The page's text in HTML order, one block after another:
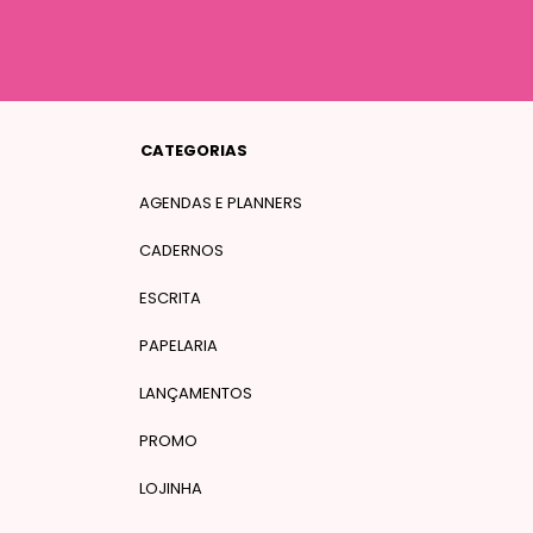
CATEGORIAS
AGENDAS E PLANNERS
CADERNOS
ESCRITA
PAPELARIA
LANÇAMENTOS
PROMO
LOJINHA